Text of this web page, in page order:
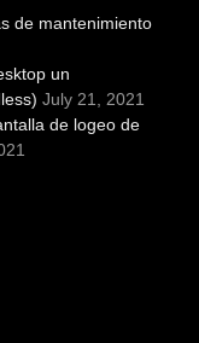
de mantenimiento
un
July 21, 2021
de logeo de